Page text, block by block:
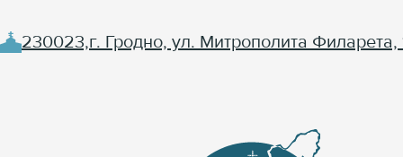
230023,г. Гродно, ул. Митрополита Филарета,